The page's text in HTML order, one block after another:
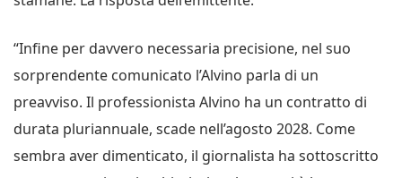
“Infine per davvero necessaria precisione, nel suo
sorprendente comunicato l’Alvino parla di un
preavviso. Il professionista Alvino ha un contratto di
durata pluriannuale, scade nell’agosto 2028. Come
sembra aver dimenticato, il giornalista ha sottoscritto